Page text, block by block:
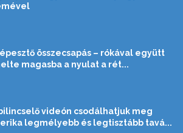
összecsapás – rókával együtt
magasba a nyulat a rét...
videón csodálhatjuk meg
legmélyebb és legtisztább tavá...